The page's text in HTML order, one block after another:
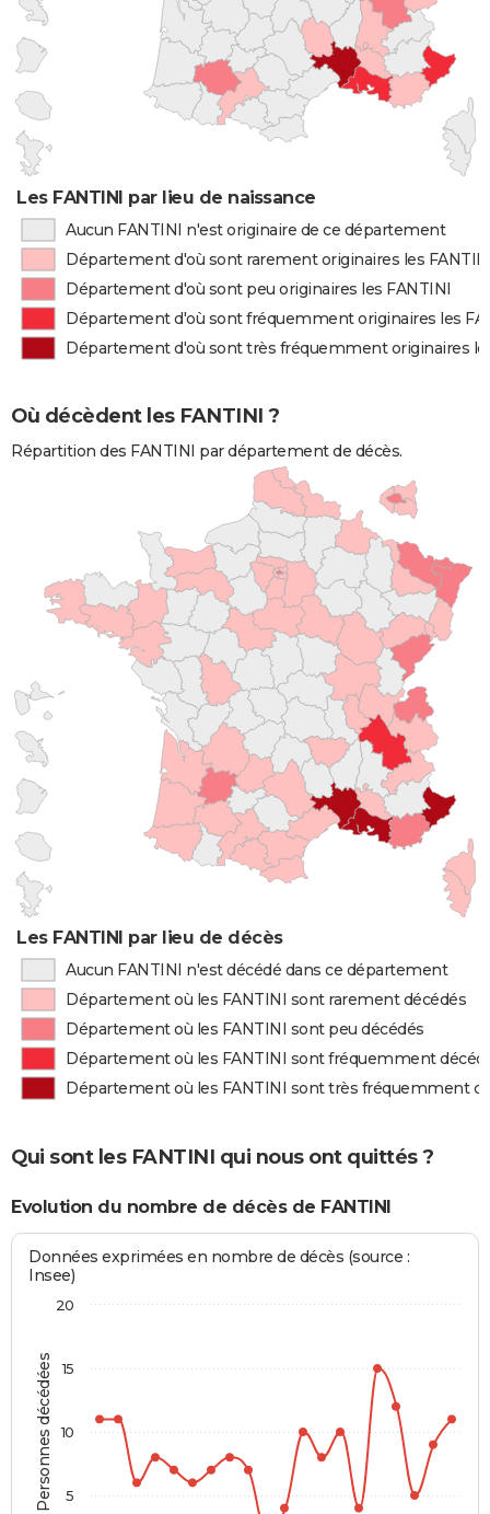
Les FANTINI par lieu de naissance
Aucun FANTINI n'est originaire de ce département
Département d'où sont rarement originaires les
Département d'où sont peu originaires les FANTINI
Département d'où sont fréquemment originaires les
Département d'où sont très fréquemment originaires
Où décèdent les FANTINI ?
Répartition des FANTINI par département de décès.
Les FANTINI par lieu de décès
Aucun FANTINI n'est décédé dans ce département
Département où les FANTINI sont rarement décédés
Département où les FANTINI sont peu décédés
Département où les FANTINI sont fréquemment
Département où les FANTINI sont très fréquemment
Qui sont les FANTINI qui nous ont quittés ?
Evolution du nombre de décès de FANTINI
Personnes décédées
Données exprimées en nombre de décès (source :
Insee)
5
10
15
20